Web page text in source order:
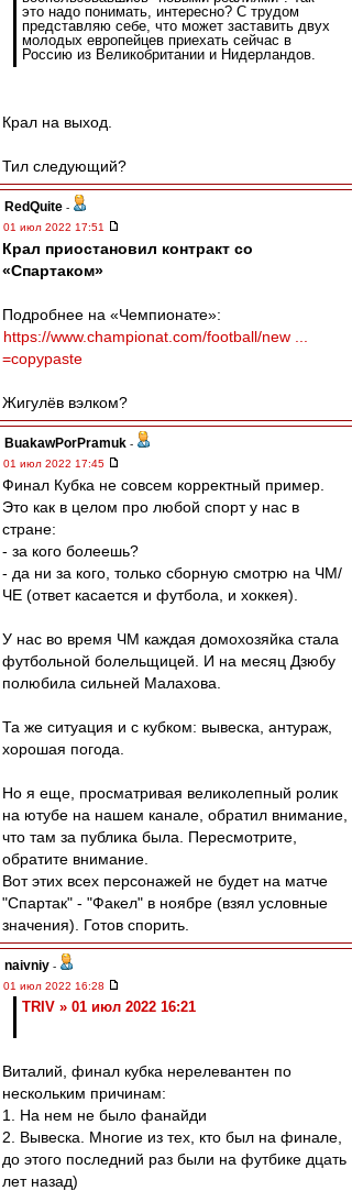
это надо понимать, интересно? С трудом
представляю себе, что может заставить двух
молодых европейцев приехать сейчас в
Россию из Великобритании и Нидерландов.
Крал на выход.
Тил следующий?
RedQuite -
01 июл 2022 17:51
Крал приостановил контракт со
«Спартаком»
Подробнее на «Чемпионате»:
https://www.championat.com/football/new ...
=copypaste
Жигулёв вэлком?
BuakawPorPramuk -
01 июл 2022 17:45
Финал Кубка не совсем корректный пример.
Это как в целом про любой спорт у нас в
стране:
- за кого болеешь?
- да ни за кого, только сборную смотрю на ЧМ/
ЧЕ (ответ касается и футбола, и хоккея).
У нас во время ЧМ каждая домохозяйка стала
футбольной болельщицей. И на месяц Дзюбу
полюбила сильней Малахова.
Та же ситуация и с кубком: вывеска, антураж,
хорошая погода.
Но я еще, просматривая великолепный ролик
на ютубе на нашем канале, обратил внимание,
что там за публика была. Пересмотрите,
обратите внимание.
Вот этих всех персонажей не будет на матче
"Спартак" - "Факел" в ноябре (взял условные
значения). Готов спорить.
naivniy -
01 июл 2022 16:28
TRIV » 01 июл 2022 16:21
Виталий, финал кубка нерелевантен по
нескольким причинам:
1. На нем не было фанайди
2. Вывеска. Многие из тех, кто был на финале,
до этого последний раз были на футбике дцать
лет назад)